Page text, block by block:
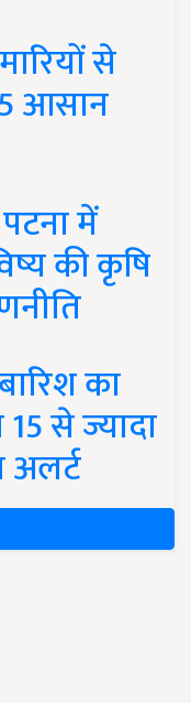
से
आसान
में
की कृषि
का
से ज्यादा